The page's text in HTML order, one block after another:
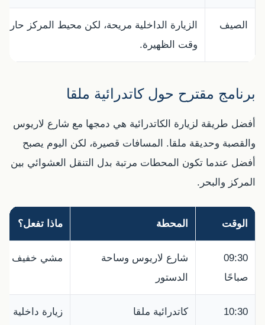
الصيف
الزيارة الداخلية مريحة، لكن محيط المركز حار
وقت الظهيرة.
برنامج مقترح حول كاتدرائية ملقا
أفضل طريقة لزيارة الكاتدرائية هي دمجها مع شارع لاريوس
والقصبة وحديقة ملقا. المسافات قصيرة، لكن اليوم يصبح
أفضل عندما تكون المحطات مرتبة بدل التنقل العشوائي بين
المركز والبحر.
الوقت المحطة ماذا تفعل؟
09:30
صباحًا
شارع لاريوس وساحة
الدستور
مشي خفيف
10:30
كاتدرائية ملقا
زيارة داخلية